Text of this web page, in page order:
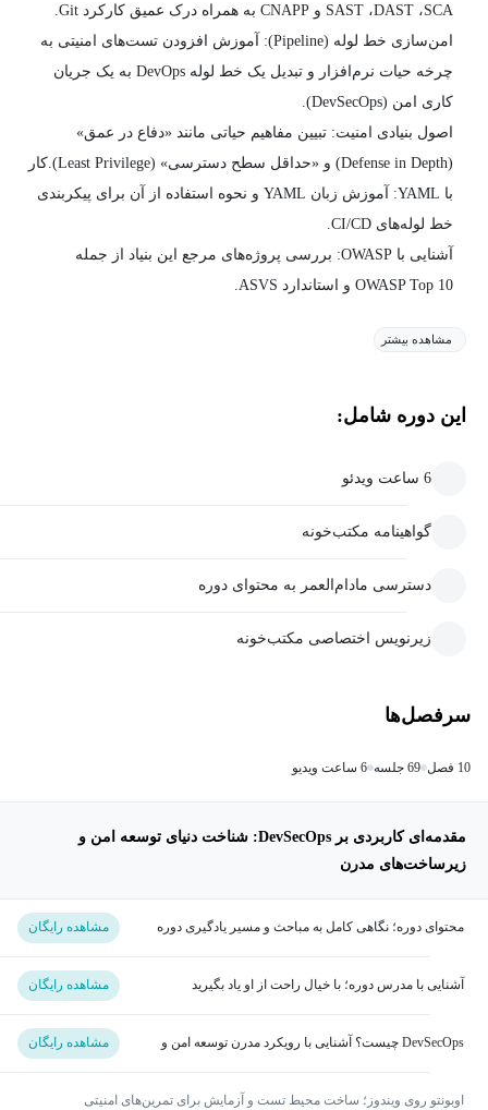
SAST ،DAST ،SCA و CNAPP به همراه درک عمیق کارکرد Git.
امن‌سازی خط لوله (Pipeline): آموزش افزودن تست‌های امنیتی به
چرخه حیات نرم‌افزار و تبدیل یک خط لوله DevOps به یک جریان
کاری امن (DevSecOps).
اصول بنیادی امنیت: تبیین مفاهیم حیاتی مانند «دفاع در عمق»
(Defense in Depth) و «حداقل سطح دسترسی» (Least Privilege).​کار
با YAML: آموزش زبان YAML و نحوه استفاده از آن برای پیکربندی
خط لوله‌های CI/CD.
آشنایی با OWASP: بررسی پروژه‌های مرجع این بنیاد از جمله
OWASP Top 10 و استاندارد ASVS.
مشاهده بیشتر
این دوره شامل:
6 ساعت ویدئو
گواهینامه مکتب‌خونه
دسترسی مادام‌العمر به محتوای دوره
زیرنویس اختصاصی مکتب‌خونه
سرفصل‌ها
10 فصل 69 جلسه 6 ساعت ویدیو
مقدمه‌ای کاربردی بر DevSecOps: شناخت دنیای توسعه امن و
زیرساخت‌های مدرن
محتوای دوره؛ نگاهی کامل به مباحث و مسیر یادگیری دوره
مشاهده رایگان
آشنایی با مدرس دوره؛ با خیال راحت از او یاد بگیرید مشاهده رایگان
DevSecOps چیست؟ آشنایی با رویکرد مدرن توسعه امن و
مشاهده رایگان
اوبونتو روی ویندوز؛ ساخت محیط تست و آزمایش برای تمرین‌های امنیتی